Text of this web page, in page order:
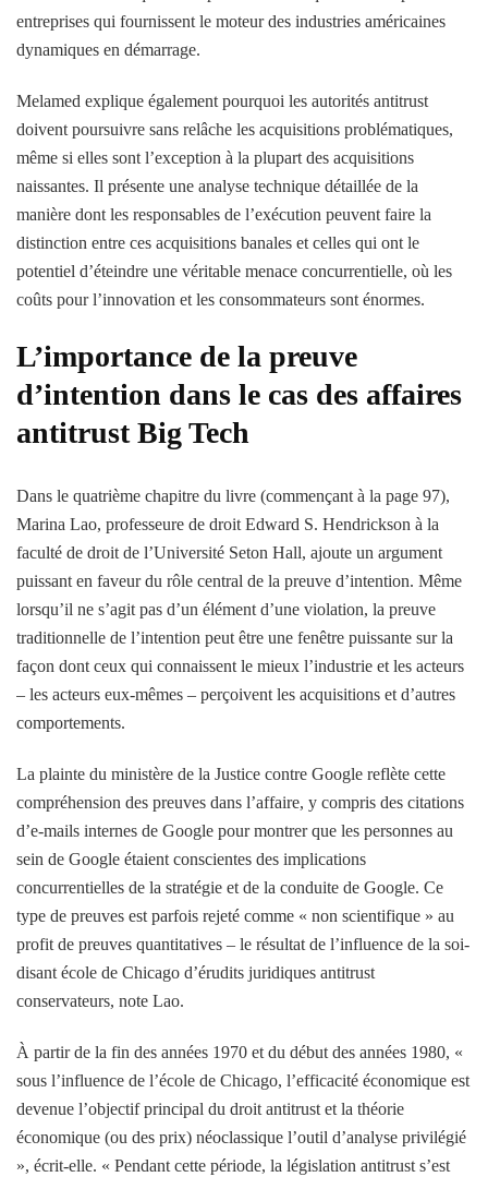
entreprises qui fournissent le moteur des industries américaines
dynamiques en démarrage.
Melamed explique également pourquoi les autorités antitrust
doivent poursuivre sans relâche les acquisitions problématiques,
même si elles sont l’exception à la plupart des acquisitions
naissantes. Il présente une analyse technique détaillée de la
manière dont les responsables de l’exécution peuvent faire la
distinction entre ces acquisitions banales et celles qui ont le
potentiel d’éteindre une véritable menace concurrentielle, où les
coûts pour l’innovation et les consommateurs sont énormes.
L’importance de la preuve
d’intention dans le cas des affaires
antitrust Big Tech
Dans le quatrième chapitre du livre (commençant à la page 97),
Marina Lao, professeure de droit Edward S. Hendrickson à la
faculté de droit de l’Université Seton Hall, ajoute un argument
puissant en faveur du rôle central de la preuve d’intention. Même
lorsqu’il ne s’agit pas d’un élément d’une violation, la preuve
traditionnelle de l’intention peut être une fenêtre puissante sur la
façon dont ceux qui connaissent le mieux l’industrie et les acteurs
– les acteurs eux-mêmes – perçoivent les acquisitions et d’autres
comportements.
La plainte du ministère de la Justice contre Google reflète cette
compréhension des preuves dans l’affaire, y compris des citations
d’e-mails internes de Google pour montrer que les personnes au
sein de Google étaient conscientes des implications
concurrentielles de la stratégie et de la conduite de Google. Ce
type de preuves est parfois rejeté comme « non scientifique » au
profit de preuves quantitatives – le résultat de l’influence de la soi-
disant école de Chicago d’érudits juridiques antitrust
conservateurs, note Lao.
À partir de la fin des années 1970 et du début des années 1980, «
sous l’influence de l’école de Chicago, l’efficacité économique est
devenue l’objectif principal du droit antitrust et la théorie
économique (ou des prix) néoclassique l’outil d’analyse privilégié
», écrit-elle. « Pendant cette période, la législation antitrust s’est